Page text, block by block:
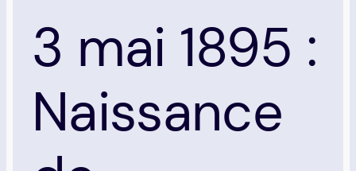
3 mai 1895 :
Naissance